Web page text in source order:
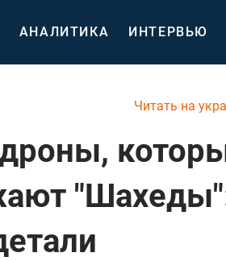
АНАЛИТИКА ИНТЕРВЬЮ
Читать на